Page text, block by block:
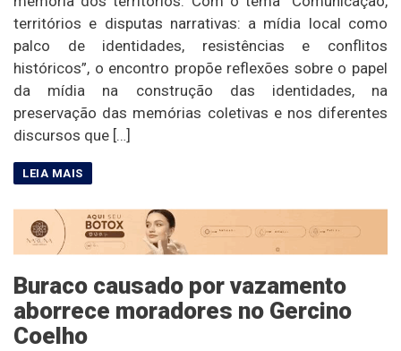
territórios e disputas narrativas: a mídia local como
palco de identidades, resistências e conflitos
históricos”, o encontro propõe reflexões sobre o papel
da mídia na construção das identidades, na
preservação das memórias coletivas e nos diferentes
discursos que […]
Buraco causado por vazamento
aborrece moradores no Gercino
Coelho